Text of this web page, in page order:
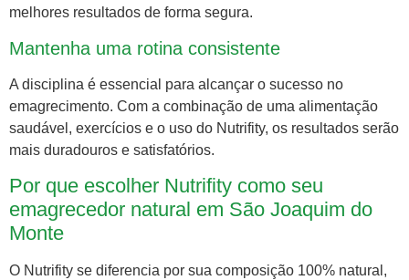
melhores resultados de forma segura.
Mantenha uma rotina consistente
A disciplina é essencial para alcançar o sucesso no
emagrecimento. Com a combinação de uma alimentação
saudável, exercícios e o uso do Nutrifity, os resultados serão
mais duradouros e satisfatórios.
Por que escolher Nutrifity como seu
emagrecedor natural em São Joaquim do
Monte
O Nutrifity se diferencia por sua composição 100% natural,